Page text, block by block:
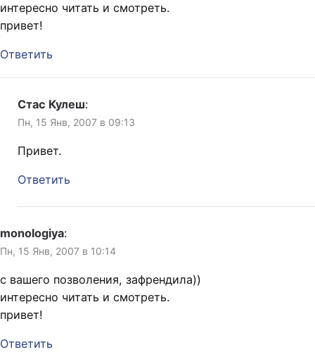
интересно читать и смотреть.
привет!
Ответить
Стас Кулеш:
Пн, 15 Янв, 2007 в 09:13
Привет.
Ответить
monologiya:
Пн, 15 Янв, 2007 в 10:14
с вашего позволения, зафрендила))
интересно читать и смотреть.
привет!
Ответить